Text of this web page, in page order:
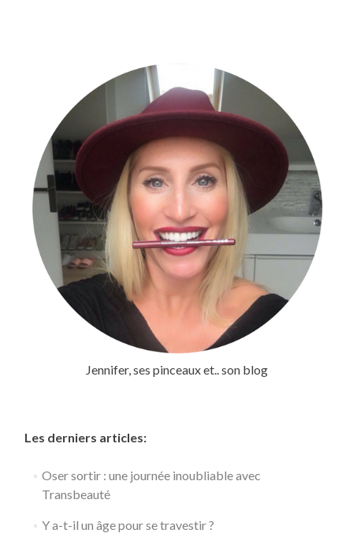
Jennifer, ses pinceaux et.. son blog
Les derniers articles:
Oser sortir : une journée inoubliable avec
Transbeauté
Y a-t-il un âge pour se travestir ?